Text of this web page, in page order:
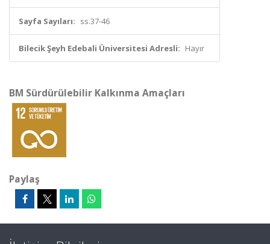
Sayfa Sayıları: ss.37-46
Bilecik Şeyh Edebali Üniversitesi Adresli: Hayır
BM Sürdürülebilir Kalkınma Amaçları
Paylaş